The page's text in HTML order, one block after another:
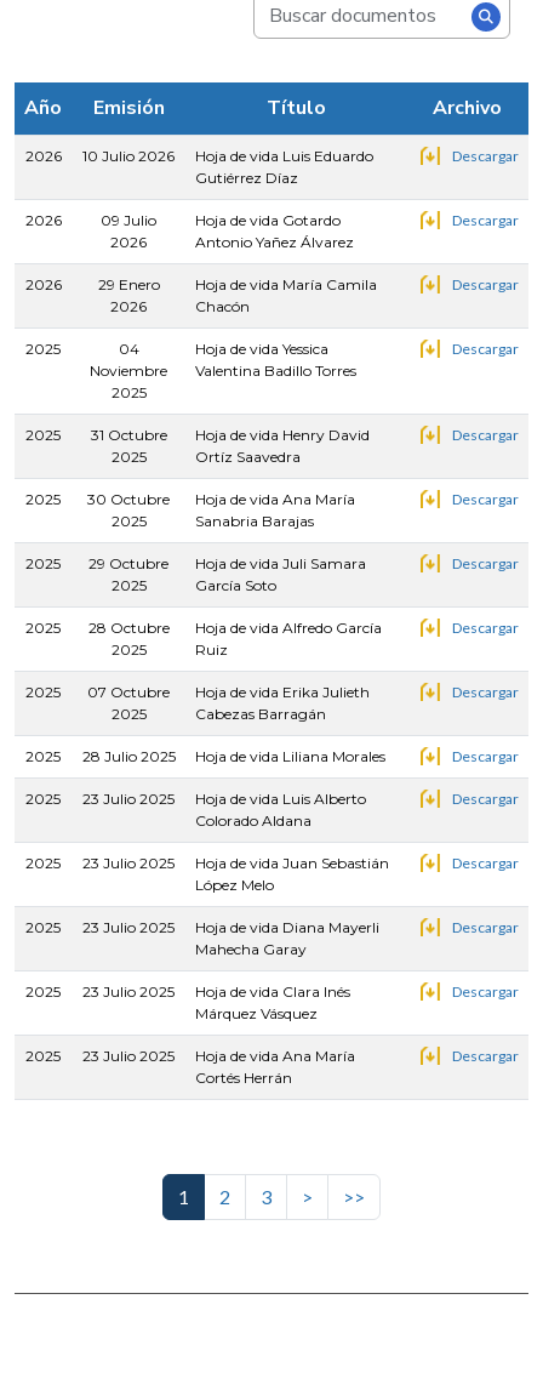
Año Emisión Título Archivo
2026 10 Julio 2026
Hoja de vida Luis Eduardo
Gutiérrez Díaz
Descargar
2026
09 Julio
2026
Hoja de vida Gotardo
Antonio Yañez Álvarez
Descargar
2026
29 Enero
2026
Hoja de vida María Camila
Chacón
Descargar
2025
04
Noviembre
2025
Hoja de vida Yessica
Valentina Badillo Torres
Descargar
2025
31 Octubre
2025
Hoja de vida Henry David
Ortíz Saavedra
Descargar
2025
30 Octubre
2025
Hoja de vida Ana María
Sanabria Barajas
Descargar
2025
29 Octubre
2025
Hoja de vida Juli Samara
García Soto
Descargar
2025
28 Octubre
2025
Hoja de vida Alfredo García
Ruiz
Descargar
2025
07 Octubre
2025
Hoja de vida Erika Julieth
Cabezas Barragán
Descargar
2025 28 Julio 2025 Hoja de vida Liliana Morales Descargar
2025 23 Julio 2025
Hoja de vida Luis Alberto
Colorado Aldana
Descargar
2025 23 Julio 2025
Hoja de vida Juan Sebastián
López Melo
Descargar
2025 23 Julio 2025
Hoja de vida Diana Mayerli
Mahecha Garay
Descargar
2025 23 Julio 2025
Hoja de vida Clara Inés
Márquez Vásquez
Descargar
2025 23 Julio 2025
Hoja de vida Ana María
Cortés Herrán
Descargar
1 2 3 > Siguiente página
>>